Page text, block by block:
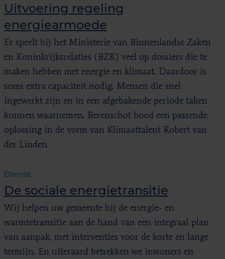
Uitvoering regeling
energiearmoede
Er speelt bij het Ministerie van Binnenlandse Zaken
en Koninkrijksrelaties (BZK) veel op dossiers die te
maken hebben met energie en klimaat. Daardoor is
soms extra capaciteit nodig. Mensen die snel
ingewerkt zijn en in een afgebakende periode taken
kunnen waarnemen. Berenschot bood een passende
oplossing in de vorm van Klimaattalent Robert van
der Linden.
Dienst
De sociale energietransitie
Wij helpen uw gemeente bij de energie- en
warmtetransitie aan de hand van een integraal plan
van aanpak, met interventies voor de korte en lange
termijn. En uiteraard betrekken we inwoners en